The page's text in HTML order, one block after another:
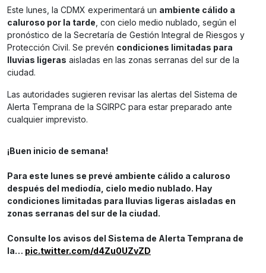
Este lunes, la CDMX experimentará un ambiente cálido a
caluroso por la tarde, con cielo medio nublado, según el
pronóstico de la Secretaría de Gestión Integral de Riesgos y
Protección Civil. Se prevén condiciones limitadas para
lluvias ligeras aisladas en las zonas serranas del sur de la
ciudad.
Las autoridades sugieren revisar las alertas del Sistema de
Alerta Temprana de la SGIRPC para estar preparado ante
cualquier imprevisto.
¡Buen inicio de semana!
Para este lunes se prevé ambiente cálido a caluroso
después del mediodía, cielo medio nublado. Hay
condiciones limitadas para lluvias ligeras aisladas en
zonas serranas del sur de la ciudad.
Consulte los avisos del Sistema de Alerta Temprana de
la… pic.twitter.com/d4Zu0UZvZD